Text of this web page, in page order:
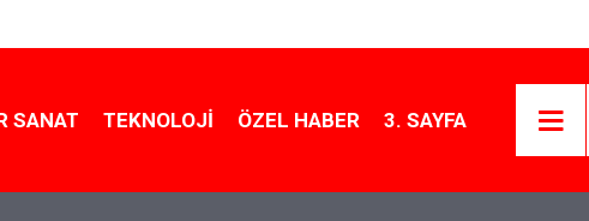
SANAT TEKNOLOJI ÖZEL HABER 3. SAYFA